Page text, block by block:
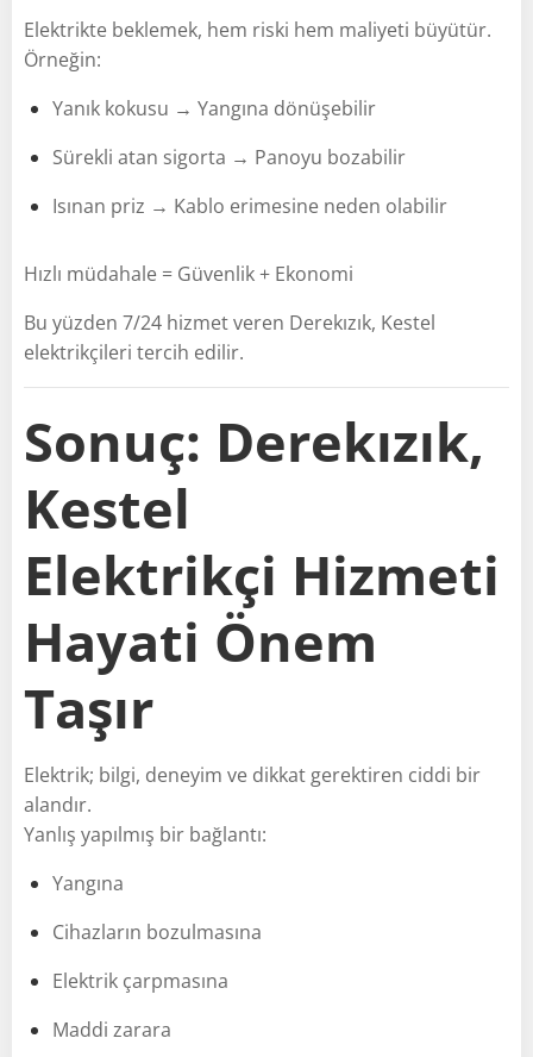
Elektrikte beklemek, hem riski hem maliyeti büyütür.
Örneğin:
Yanık kokusu → Yangına dönüşebilir
Sürekli atan sigorta → Panoyu bozabilir
Isınan priz → Kablo erimesine neden olabilir
Hızlı müdahale = Güvenlik + Ekonomi
Bu yüzden 7/24 hizmet veren Derekızık, Kestel
elektrikçileri tercih edilir.
Sonuç: Derekızık,
Kestel
Elektrikçi Hizmeti
Hayati Önem
Taşır
Elektrik; bilgi, deneyim ve dikkat gerektiren ciddi bir
alandır.
Yanlış yapılmış bir bağlantı:
Yangına
Cihazların bozulmasına
Elektrik çarpmasına
Maddi zarara